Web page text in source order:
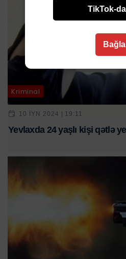
Kriminal
10 IYN 2024 | 19:11
Yevlaxda 24 yaşlı kişi qətlə
TikTok-
Bağla